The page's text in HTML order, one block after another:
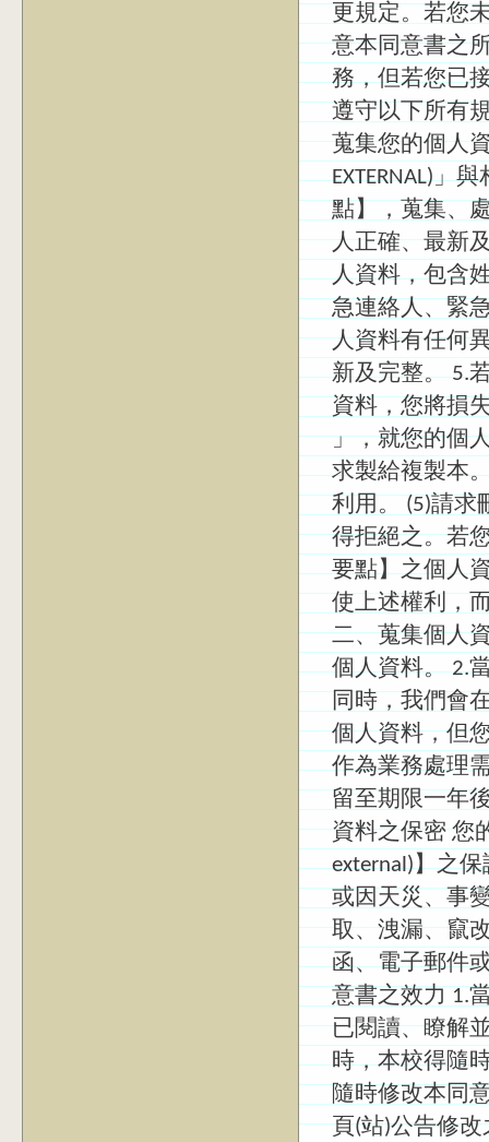
更規定。若您
意本同意書之
務，但若您已
遵守以下所有
蒐集您的個人
EXTERNAL)」
點】，蒐集、
人正確、最新
人資料，包含
急連絡人、緊
人資料有任何
新及完整。 5.
資料，您將損
」，就您的個
求製給複製本
利用。 (5)請求
得拒絕之。若
要點】之個人
使上述權利，
二、蒐集個人
個人資料。 2.
同時，我們會
個人資料，但
作為業務處理
留至期限一年
資料之保密 您
external)】之
或因天災、事
取、洩漏、竄
函、電子郵件
意書之效力 1.
已閱讀、瞭解
時，本校得隨
隨時修改本同
頁(站)公告修